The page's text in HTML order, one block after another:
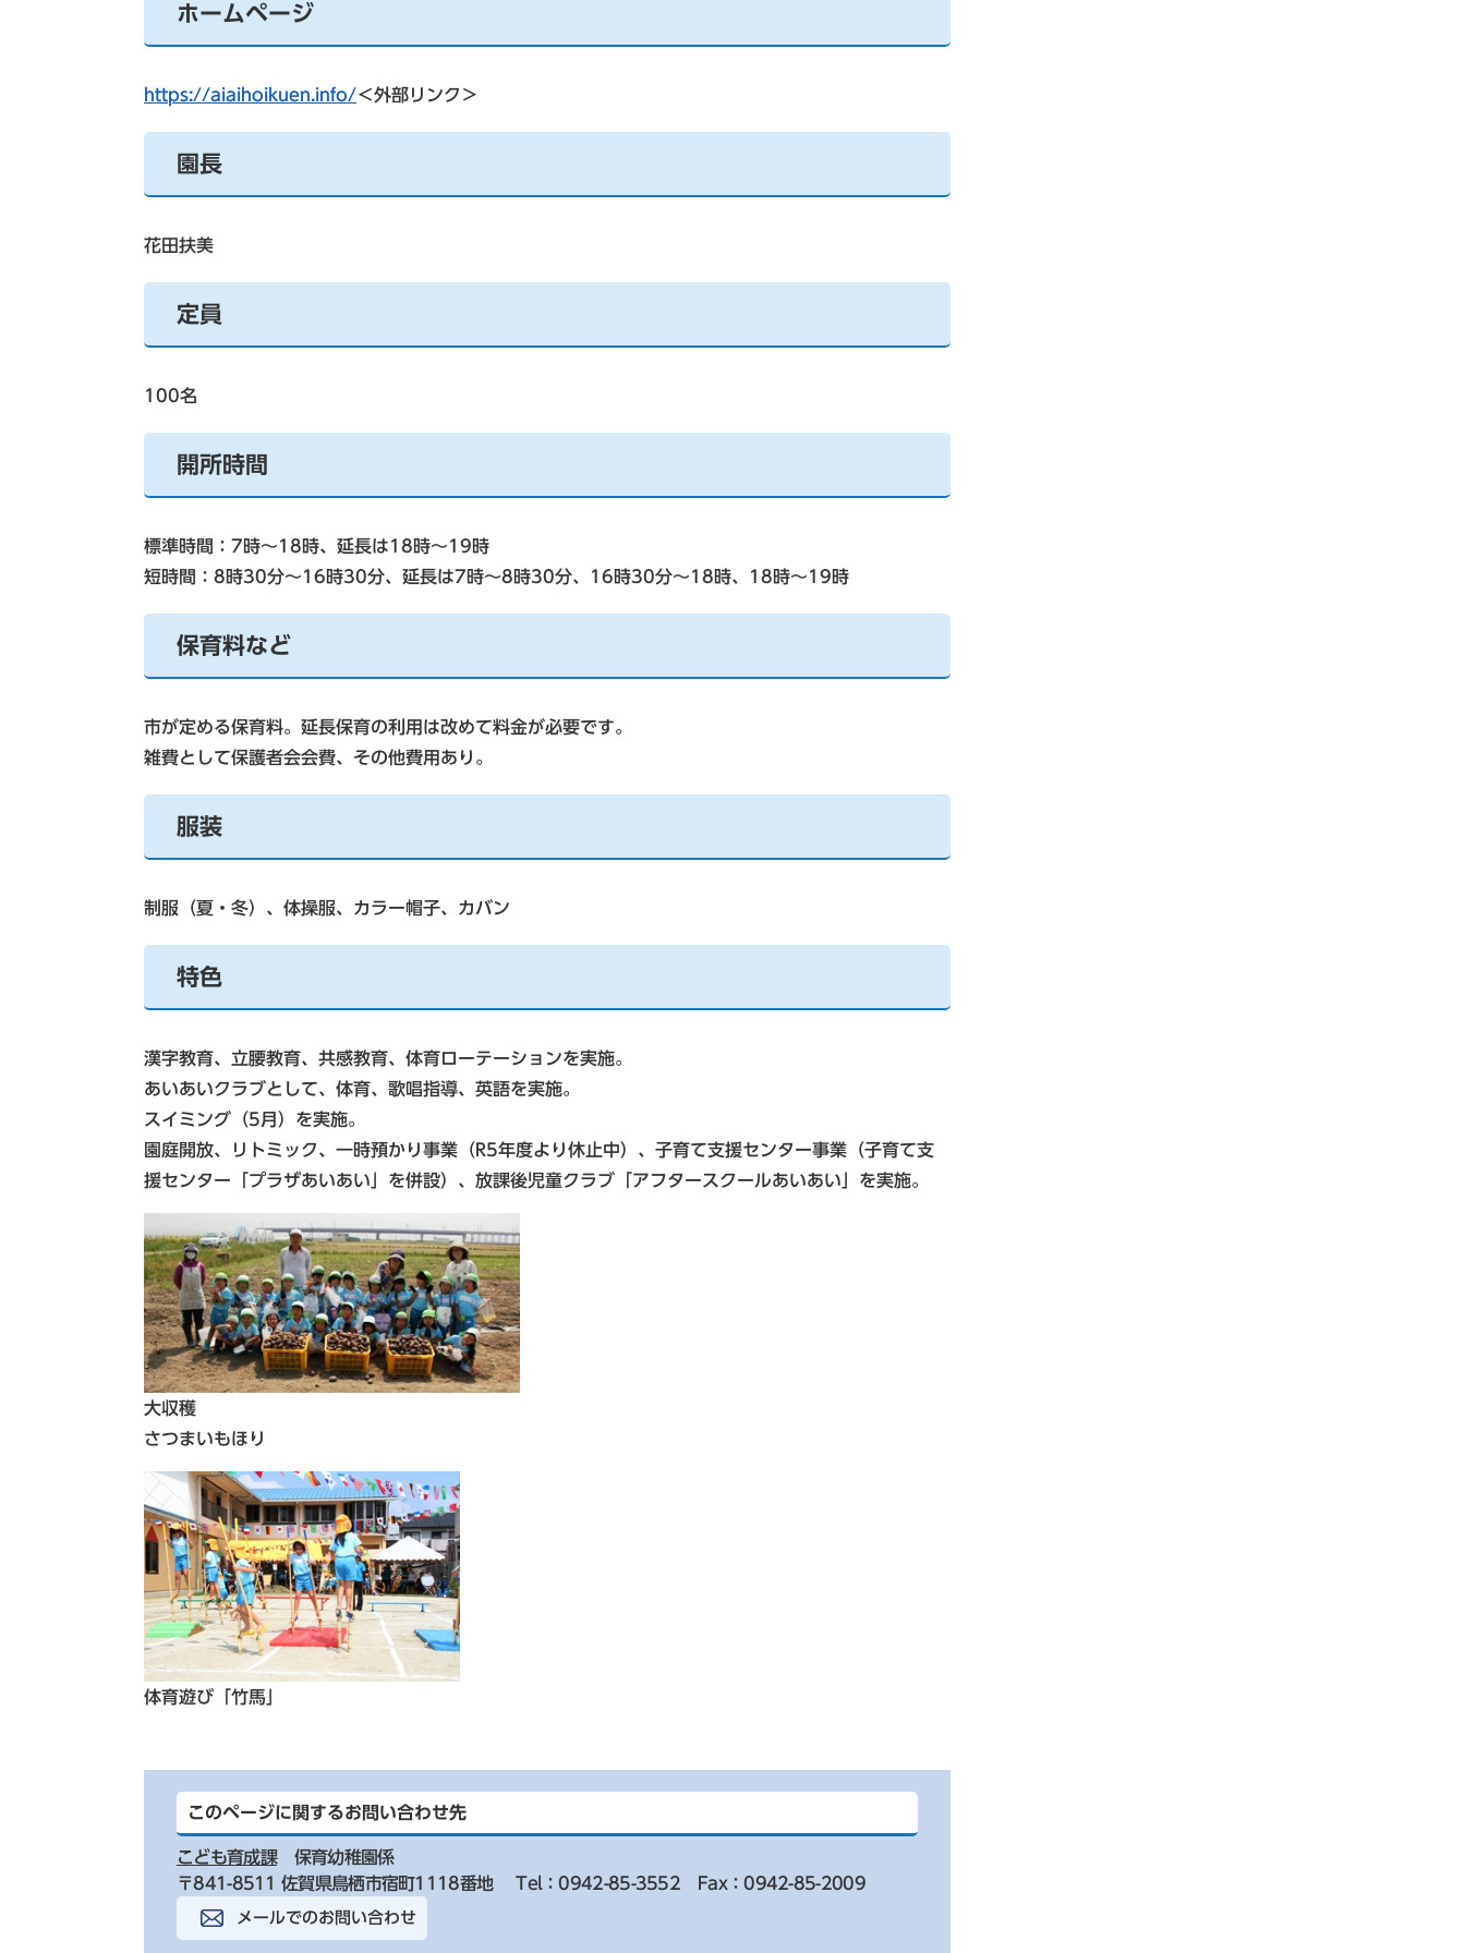
ホームページ
https://aiaihoikuen.info/＜外部リンク＞
園長
花田扶美
定員
100名
開所時間
標準時間：7時～18時、延長は18時～19時
短時間：8時30分～16時30分、延長は7時～8時30分、16時30分～18時、18時～19時
保育料など
市が定める保育料。延長保育の利用は改めて料金が必要です。
雑費として保護者会会費、その他費用あり。
服装
制服（夏・冬）、体操服、カラー帽子、カバン
特色
漢字教育、立腰教育、共感教育、体育ローテーションを実施。
あいあいクラブとして、体育、歌唱指導、英語を実施。
スイミング（5月）を実施。
園庭開放、リトミック、一時預かり事業（R5年度より休止中）、子育て支援センター事業（子育て支
援センター「プラザあいあい」を併設）、放課後児童クラブ「アフタースクールあいあい」を実施。
大収穫
さつまいもほり
体育遊び「竹馬」
このページに関するお問い合わせ先
こども育成課
保育幼稚園係
〒841-8511 佐賀県鳥栖市宿町1118番地
Tel：0942-85-3552 Fax：0942-85-2009
メールでのお問い合わせ